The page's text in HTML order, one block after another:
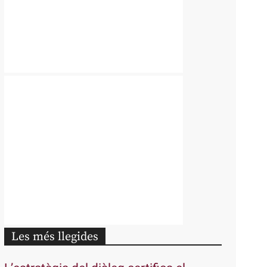
Les més llegides